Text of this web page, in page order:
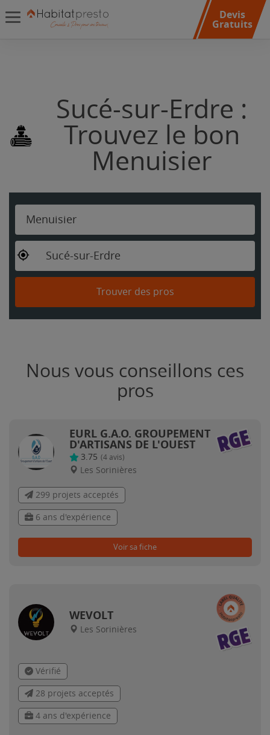
Devis
Gratuits
Sucé-sur-Erdre :
Trouvez le bon
Menuisier
Menuisier
Sucé-sur-Erdre
Trouver des pros
Nous vous conseillons ces
pros
EURL G.A.O. GROUPEMENT
D'ARTISANS DE L'OUEST
3.75 (4 avis)
Les Sorinières
299 projets acceptés
6 ans d'expérience
Voir sa fiche
WEVOLT
Les Sorinières
Vérifié
28 projets acceptés
4 ans d'expérience